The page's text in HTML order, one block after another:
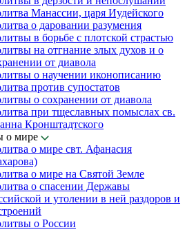
Манассии, царя Иудейского
о даровании разумения
в борьбе с плотской страстью
на отгнание злых духов и о
от диавола
о научении иконописанию
против супостатов
о сохранении от диавола
при тщеславных помыслах св.
Кронштадтского
о мире
о мире свт. Афанасия
о мире на Святой Земле
о спасении Державы
и утолении в ней раздоров и
о России